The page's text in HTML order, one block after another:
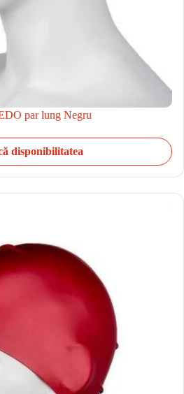
par lung Negru
disponibilitatea